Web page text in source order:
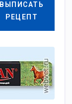
ВЫПИСАТЬ
РЕЦЕПТ